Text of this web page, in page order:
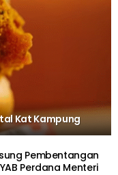
Kat Kampung
Pembentangan
Perdana Menteri